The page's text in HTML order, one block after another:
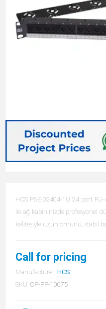
HCS P6E-02404-1U 24 port RJ-
ile ağ kabininizde profesyonel
kalitesiyle uzun ömürlü, stabil
Call for pricing
Manufacturer: HCS
SKU: CP-PP-10075